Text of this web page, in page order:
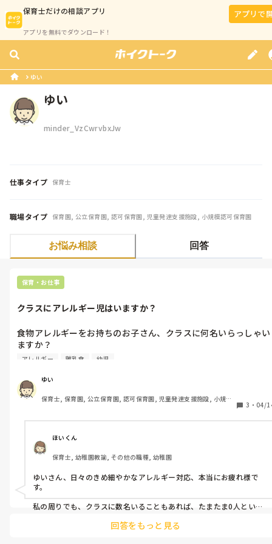
保育士だけの相談アプリ
アプリを無料でダウンロード！
アプリで
ゆい
ゆい
minder_VzCwrvbxJw
仕事タイプ 保育士
職場タイプ 保育園, 公立保育園, 認可保育園, 児童発達支援施設, 小規模認可保育園
お悩み相談 回答
保育・お仕事
クラスにアレルギー児はいますか？
食物アレルギーをお持ちのお子さん、クラスに何名いらっしゃい
ますか？
わたしが保育士になりたての頃は
避ける食品が多過ぎて、調味料にさえ気をつけないといけないケ
ースもありましたし
Aちゃんは卵、Bちゃんは小麦、Cちゃんは牛乳のアレルギー…み
でも最近…あれ？アレルギーをお持ちのお子さんと出会うことが
減ったような？
今、偶然わたしの園がそうなだけかもしれませんし
アレルギー児が全くいないというわけでもないのですが。
アレルギー 離乳食 幼児
ゆい
保育士, 保育園, 公立保育園, 認可保育園, 児童発達支援施設, 小規模
3 ・ 04/
ほいくん
保育士, 幼稚園教諭, その他の職種, 幼稚園
ゆいさん、日々のきめ細やかなアレルギー対応、本当にお疲れ様で
す。
私の周りでも、クラスに数名いることもあれば、たまたま0人という
の種類が以前より複雑化している印象もあり、人数が減っても確認
回答をもっと見る